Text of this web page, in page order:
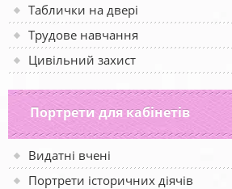
Таблички на двері
Трудове навчання
Цивільний захист
Портрети для кабінетів
Видатні вчені
Портрети історичних діячів